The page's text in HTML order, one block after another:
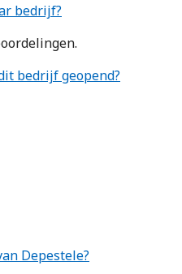
bedrijf?
bedrijf geopend?
Depestele?